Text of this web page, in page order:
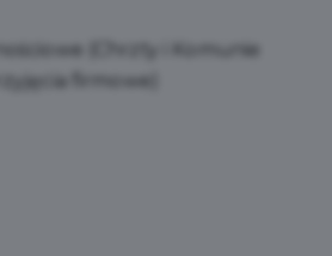
(Chrzty i Komunie
firmowe)